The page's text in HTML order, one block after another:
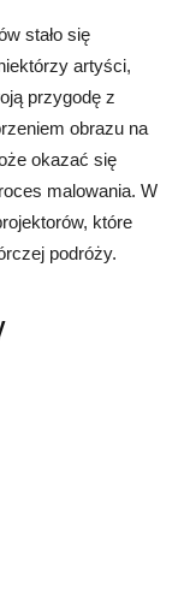
stało się
artyści,
przygodę z
obrazu na
okazać się
malowania. W
które
podróży.